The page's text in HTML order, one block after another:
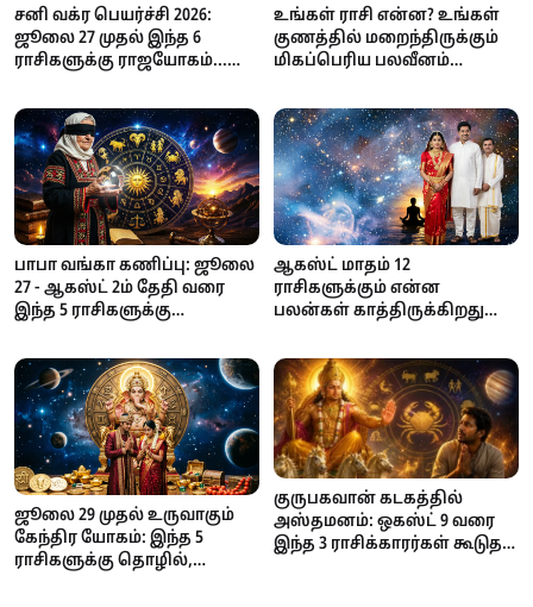
சனி வக்ர பெயர்ச்சி 2026:
ஜூலை 27 முதல் இந்த 6
ராசிகளுக்கு ராஜயோகம்...
உயர்வில் அதிர்ஷ்டம்!
உங்கள் ராசி என்ன? உங்கள்
குணத்தில் மறைந்திருக்கும்
மிகப்பெரிய பலவீனம்
பாபா வங்கா கணிப்பு: ஜூலை
27 - ஆகஸ்ட் 2ம் தேதி வரை
இந்த 5 ராசிகளுக்கு
ஆகஸ்ட் மாதம் 12
ராசிகளுக்கும் என்ன
பலன்கள் காத்திருக்கிறது
ஜூலை 29 முதல் உருவாகும்
கேந்திர யோகம்: இந்த 5
ராசிகளுக்கு தொழில்,
குருபகவான் கடகத்தில்
அஸ்தமனம்: ஒகஸ்ட் 9 வரை
இந்த 3 ராசிக்காரர்கள் கூடுதல்